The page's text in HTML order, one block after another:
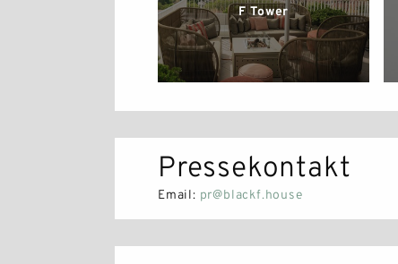
F Tower
Pressekontakt
Email: pr@blackf.house